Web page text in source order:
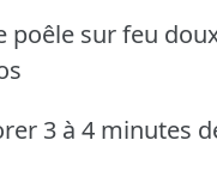
poêle sur feu
3 à 4 minutes